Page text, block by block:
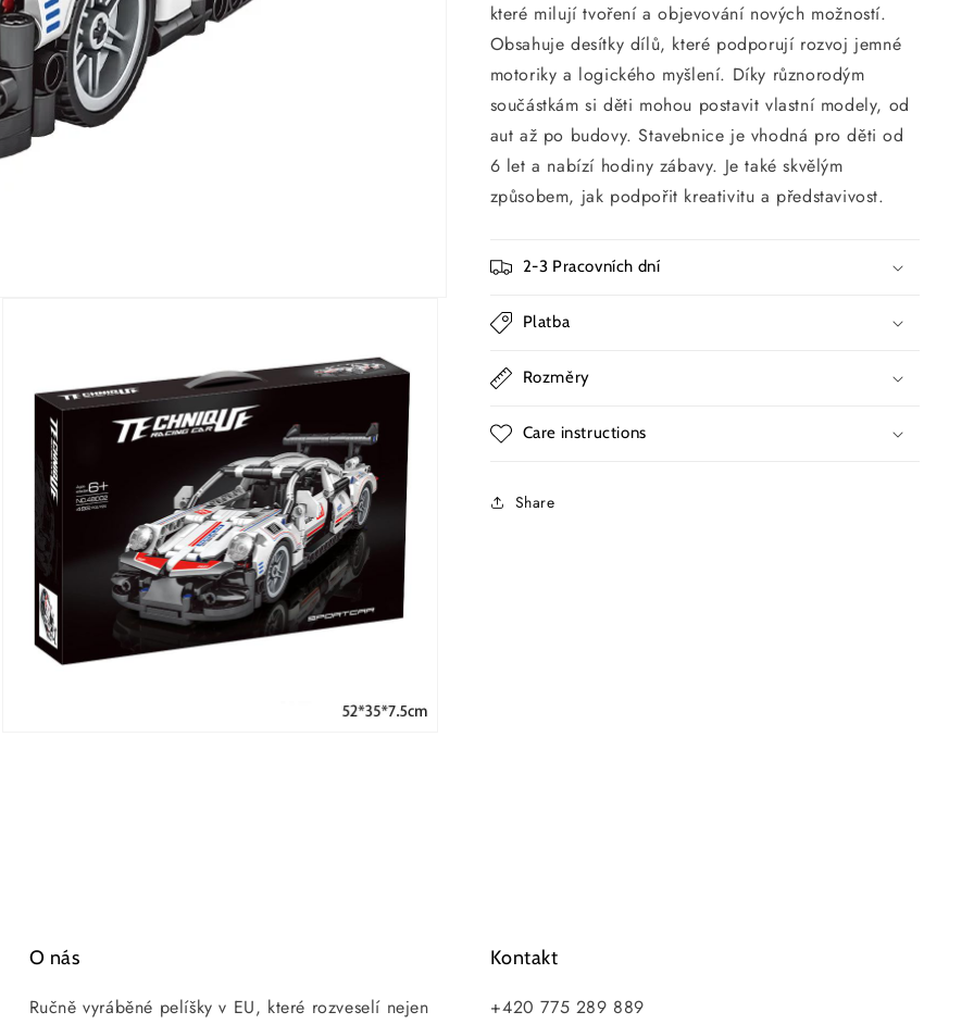
které milují tvoření a objevování nových možností.
Obsahuje desítky dílů, které podporují rozvoj jemné
motoriky a logického myšlení. Díky různorodým
součástkám si děti mohou postavit vlastní modely, od
aut až po budovy. Stavebnice je vhodná pro děti od
6 let a nabízí hodiny zábavy. Je také skvělým
způsobem, jak podpořit kreativitu a představivost.
2-3 Pracovních dní
Platba
Rozměry
Care instructions
Share
O nás
Ručně vyráběné pelíšky v EU, které rozveselí nejen
Kontakt
+420 775 289 889